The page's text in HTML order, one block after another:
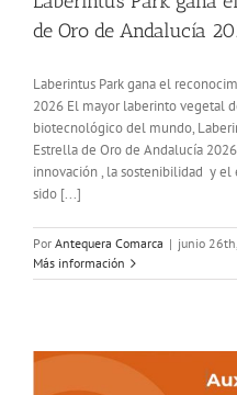
de Oro de Andalucía
Laberintus Park gana el
2026 El mayor laberinto vegetal
biotecnológico del mundo,
Estrella de Oro de Andalucía
innovación , la sostenibilidad y
sido [...]
Por Antequera Comarca | junio
Más información